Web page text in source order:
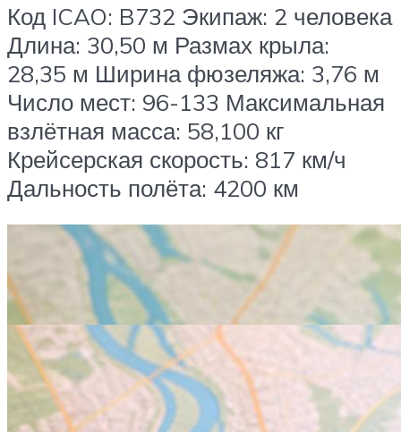
Код ICAO: B732 Экипаж: 2 человека
Длина: 30,50 м Размах крыла:
28,35 м Ширина фюзеляжа: 3,76 м
Число мест: 96-133 Максимальная
взлётная масса: 58,100 кг
Крейсерская скорость: 817 км/ч
Дальность полёта: 4200 км